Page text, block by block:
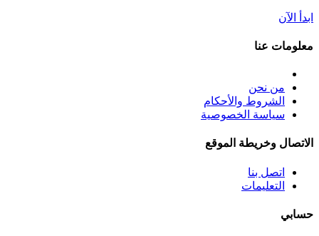
ابدأ الآن
معلومات عنا
من نحن
الشروط والأحكام
سياسة الخصوصية
الاتصال وخريطة الموقع
اتصل بنا
التعليمات
حسابي